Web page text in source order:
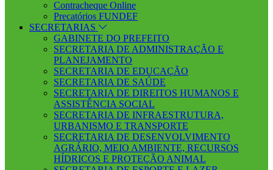
Contracheque Online
Precatórios FUNDEF
SECRETARIAS
GABINETE DO PREFEITO
SECRETARIA DE ADMINISTRAÇÃO E
PLANEJAMENTO
SECRETARIA DE EDUCAÇÃO
SECRETARIA DE SAÚDE
SECRETARIA DE DIREITOS HUMANOS E
ASSISTÊNCIA SOCIAL
SECRETARIA DE INFRAESTRUTURA,
URBANISMO E TRANSPORTE
SECRETARIA DE DESENVOLVIMENTO
AGRÁRIO, MEIO AMBIENTE, RECURSOS
HÍDRICOS E PROTEÇÃO ANIMAL